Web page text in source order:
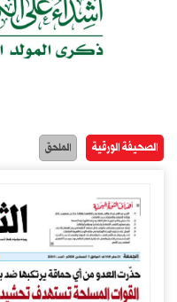
الصحيفة الورقية الملحق